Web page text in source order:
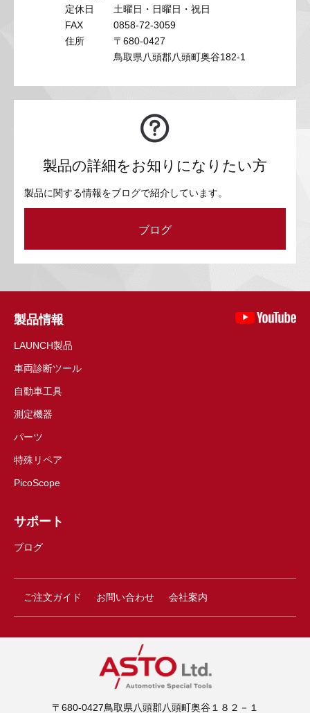
定休日
土曜日・日曜日・祝日
FAX
0858-72-3059
住所
〒680-0427
鳥取県八頭郡八頭町奥谷182-1
製品の詳細をお知りになりたい方
製品に関する情報をブログで紹介しています。
ブログ
製品情報
LAUNCH製品
車両診断ツール
自動車工具
測定機器
パーツ
特殊リペア
PicoScope
サポート
ブログ
ご注文ガイド お問い合わせ 会社案内
〒680-0427鳥取県八頭郡八頭町奥谷１８２－１